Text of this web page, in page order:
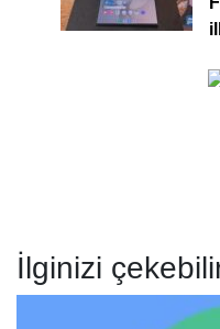
İlginizi